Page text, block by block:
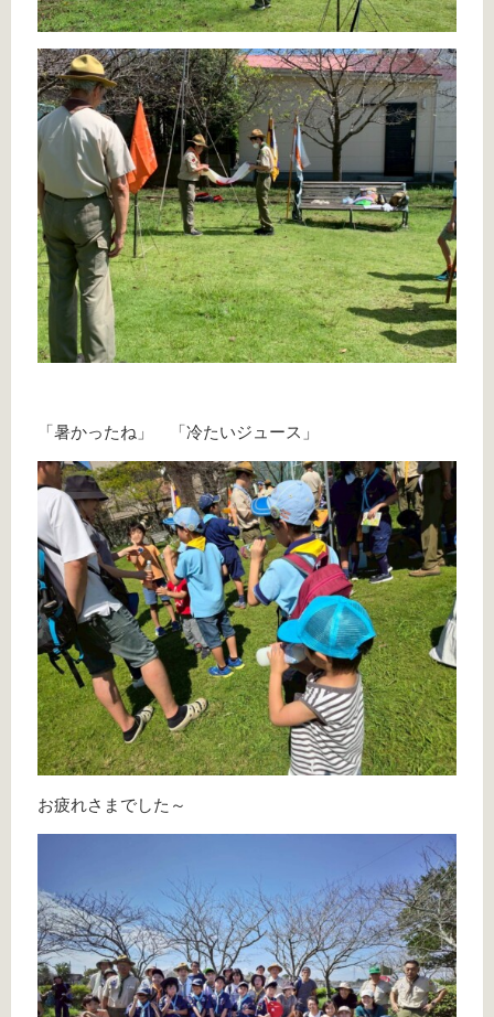
「暑かったね」 「冷たいジュース」
お疲れさまでした～